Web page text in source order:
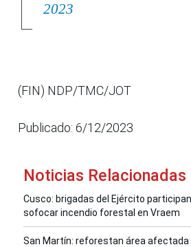
2023
(FIN) NDP/TMC/JOT
Publicado: 6/12/2023
Noticias Relacionadas
Cusco: brigadas del Ejército
sofocar incendio forestal en Vraem
San Martín: reforestan área afectada